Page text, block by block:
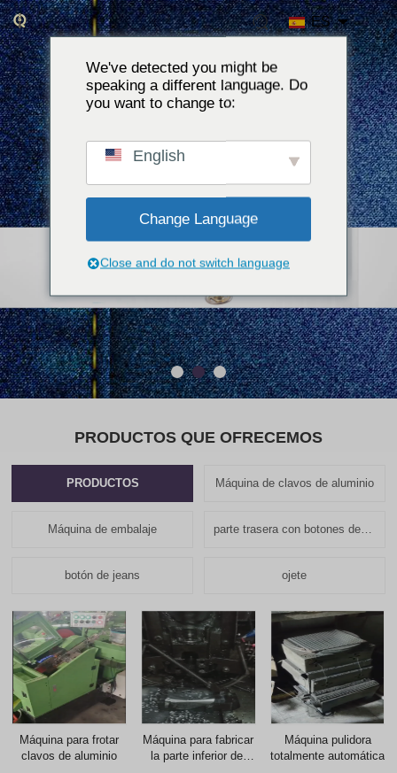
ES
PRODUCTOS QUE OFRECEMOS
PRODUCTOS Máquina de clavos de aluminio
Máquina de embalaje parte trasera con botones de jeans
botón de jeans ojete
Máquina para frotar
clavos de aluminio
Máquina para fabricar
la parte inferior del
Máquina pulidora
totalmente automática
We've detected you might be
speaking a different language. Do
you want to change to:
English
Change Language
Close and do not switch language